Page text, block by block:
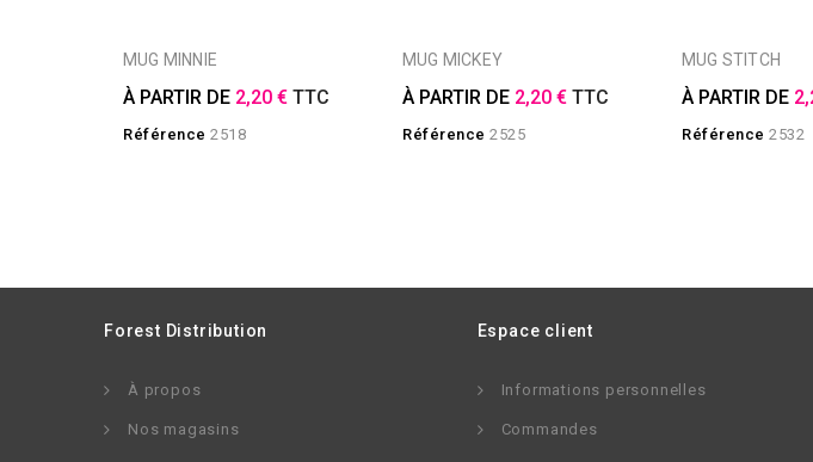
MUG MINNIE
À PARTIR DE 2,20 € TTC
Référence 2518
MUG MICKEY
À PARTIR DE 2,20 € TTC
Référence 2525
MUG STITCH
À PARTIR DE
Référence 2532
Forest Distribution
À propos
Nos magasins
Espace client
Informations personnelles
Commandes